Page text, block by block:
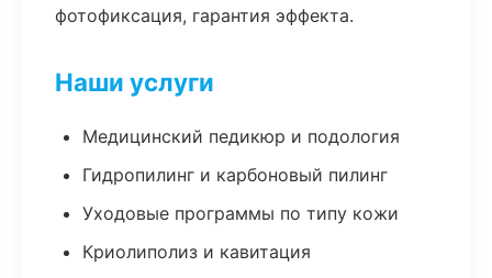
фотофиксация, гарантия эффекта.
Наши услуги
Медицинский педикюр и подология
Гидропилинг и карбоновый пилинг
Уходовые программы по типу кожи
Криолиполиз и кавитация